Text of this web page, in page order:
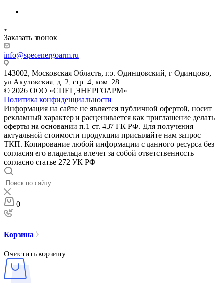
Заказать звонок
info@specenergoarm.ru
143002, Московская Область, г.о. Одинцовский, г Одинцово,
ул Акуловская, д. 2, стр. 4, ком. 28
© 2026 ООО «СПЕЦЭНЕРГОАРМ»
Политика конфиденциальности
Информация на сайте не является публичной офертой, носит
рекламный характер и расценивается как приглашение делать
оферты на основании п.1 ст. 437 ГК РФ. Для получения
актуальной стоимости продукции присылайте нам запрос
ТКП. Копирование любой информации с данного ресурса без
согласия его владельца влечет за собой ответственность
согласно статье 272 УК РФ
0
Корзина
Очистить корзину